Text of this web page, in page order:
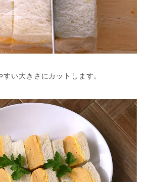
い大きさにカットします。